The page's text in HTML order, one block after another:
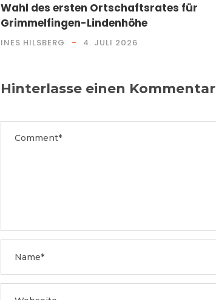
Wahl des ersten Ortschaftsrates für
Grimmelfingen-Lindenhöhe
INES HILSBERG 4. JULI 2026
Hinterlasse einen Kommentar